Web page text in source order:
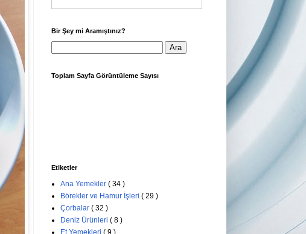
Bir Şey mi Aramıştınız?
Toplam Sayfa Görüntüleme Sayısı
Etiketler
Ana Yemekler ( 34 )
Börekler ve Hamur İşleri ( 29 )
Çorbalar ( 32 )
Deniz Ürünleri ( 8 )